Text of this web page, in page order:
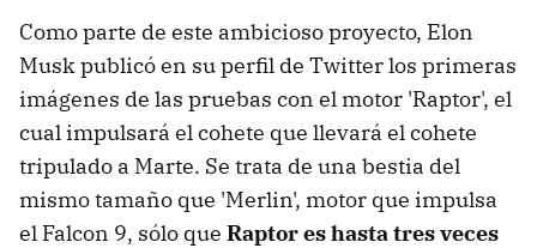
Como parte de este ambicioso proyecto, Elon
Musk publicó en su perfil de Twitter los primeras
imágenes de las pruebas con el motor 'Raptor', el
cual impulsará el cohete que llevará el cohete
tripulado a Marte. Se trata de una bestia del
mismo tamaño que 'Merlin', motor que impulsa
el Falcon 9, sólo que Raptor es hasta tres veces